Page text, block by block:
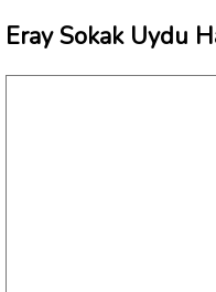
Eray Sokak Uydu